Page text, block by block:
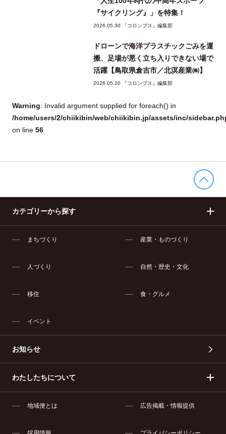
『サイクリング』」を特集！
2026.05.30 『コロンブス』編集部
ドローンで海洋プラスチックごみを運
搬、足場が悪く立ち入りできない場で
活躍【鳥取県倉吉市／北溟産業㈱】
2026.05.20 『コロンブス』編集部
Warning: Invalid argument supplied for foreach() in
/home/users/2/chiikibin/web/chiikibin.jp/assets/inc/
on line 56
カテゴリーから探す
まちづくり 産業・ものづくり
人づくり 自然・歴史・文化
移住 食・グルメ
イベント
お知らせ
わたしたちについて
地域便とは 広告掲載・情報提供